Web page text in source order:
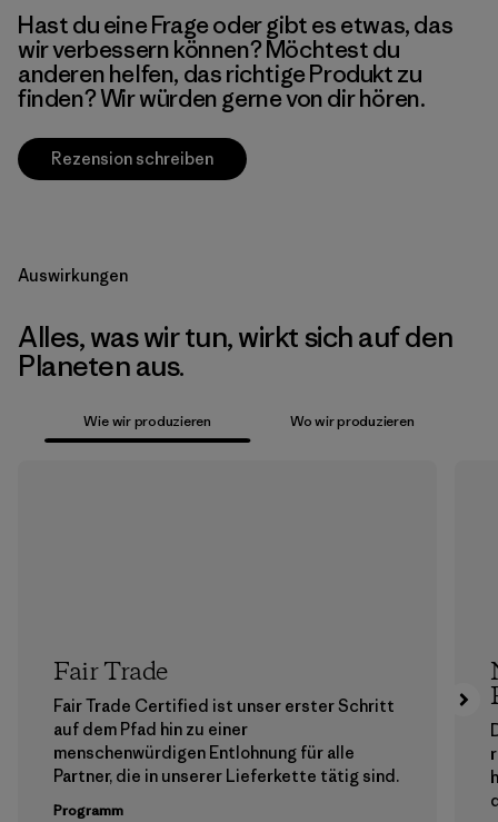
Hast du eine Frage oder gibt es etwas, das
wir verbessern können? Möchtest du
anderen helfen, das richtige Produkt zu
finden? Wir würden gerne von dir hören.
Rezension schreiben
Auswirkungen
Alles, was wir tun, wirkt sich auf den
Planeten aus.
Wie wir produzieren Wo wir produzieren
Fair Trade
Fair Trade Certified ist unser erster Schritt
auf dem Pfad hin zu einer
menschenwürdigen Entlohnung für alle
Partner, die in unserer Lieferkette tätig sind.
Programm